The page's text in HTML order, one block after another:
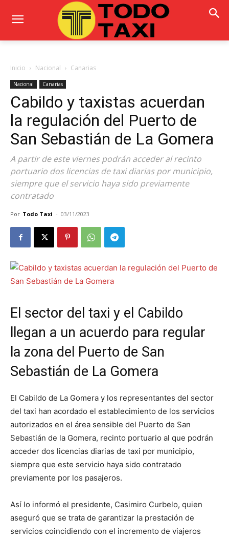
Inicio Nacional Canarias
Nacional Canarias
Cabildo y taxistas acuerdan
la regulación del Puerto de
San Sebastián de La Gomera
A partir de este viernes podrán acceder al recinto
portuario dos licencias de taxi diarias por municipio,
siempre que el servicio haya sido previamente
contratado
Por Todo Taxi - 03/11/2023
El sector del taxi y el Cabildo
llegan a un acuerdo para regular
la zona del Puerto de San
Sebastián de La Gomera
El Cabildo de La Gomera y los representantes del sector
del taxi han acordado el establecimiento de los servicios
autorizados en el área sensible del Puerto de San
Sebastián de la Gomera, recinto portuario al que podrán
acceder dos licencias diarias de taxi por municipio,
siempre que este servicio haya sido contratado
previamente por los pasajeros.
Así lo informó el presidente, Casimiro Curbelo, quien
aseguró que se trata de garantizar la prestación de
servicios coincidiendo con el incremento de viajeros